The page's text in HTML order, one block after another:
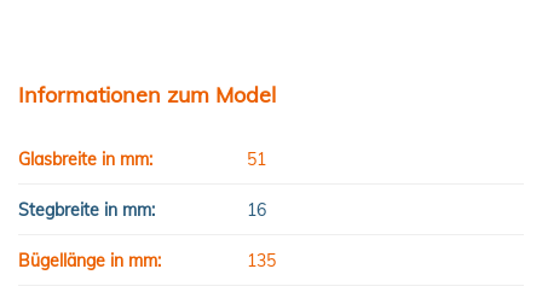
Informationen zum Model
Glasbreite in mm: 51
Stegbreite in mm: 16
Bügellänge in mm: 135